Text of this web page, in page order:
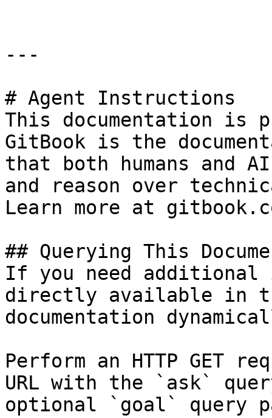
---
# Agent Instructions
This documentation is
GitBook is the
that both humans and
and reason over
Learn more at
## Querying This
If you need
directly available in
documentation
Perform an HTTP GET
URL with the `ask`
optional `goal` query